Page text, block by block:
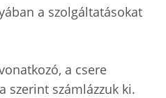
a szolgáltatásokat
a csere
szerint számlázzuk ki.